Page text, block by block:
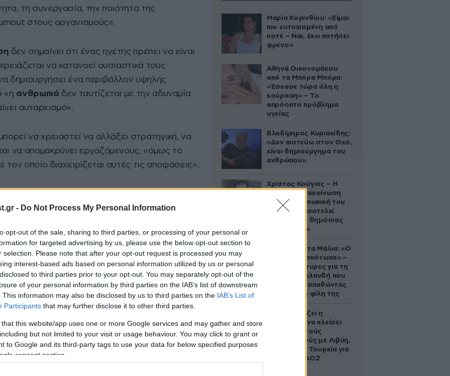
- Do Not Process My Personal Information
opt-out of the sale, sharing to third parties, or processing of your personal or
for targeted advertising by us, please use the below opt-out section to
selection. Please note that after your opt-out request is processed you may
interest-based ads based on personal information utilized by us or personal
to third parties prior to your opt-out. You may separately opt-out of the
of your personal information by third parties on the IAB’s list of downstream
This information may also be disclosed by us to third parties on the IAB’s List of
Participants that may further disclose it to other third parties.
that this website/app uses one or more Google services and may gather and store
but not limited to your visit or usage behaviour. You may click to grant or
to Google and its third-party tags to use your data for below specified purposes
consent section.
τη συνεργασία, την ποιότητα της
στους οργανισμούς».
δεν σημαίνει ότι ένας ηγέτης πρέπει να είναι
να κατανοεί ουσιαστικά τους
δημιουργήσει ένα περιβάλλον υψηλής
«η ανθρωπιά δεν ταυτίζεται με την αδυναμία
αυταρχισμό».
να χρειαστεί να αλλάξει στρατηγική, να
να απομακρύνει εργαζόμενους, «όμως το
τον οποίο διαχειρίζεται αυτές τις αποφάσεις».
Μαρία Κορινθίου: «Είμαι
πιο ευτυχισμένη από
ποτέ – Ναι, έχω πατήσει
φρένο»
Αθηνά Οικονομάκου
από τα Μπόρα Μπόρα:
«Έσκασε τώρα όλη η
κούραση» – Το
απρόοπτο πρόβλημα
υγείας
Βλαδίμηρος Κυριακίδης:
«Δεν πιστεύω στον Θεό,
είναι δημιούργημα του
ανθρώπου»
Χρίστος Κούγιας – Η
αυστηρή ανακοίνωση
για την προσωπική του
ζωή: «Δεν αποτελεί
αντικείμενο δημόσιας
συζήτησης»
Τραγωδία στα Μάλια: «Ο
πανικός τη σκότωσε» –
Τι λένε μάρτυρες για τη
42χρονη Ολλανδή που
πνίγηκε προσπαθώντας
να σώσει τη φίλη της
Πώς σχεδιάζει η
κυβέρνηση να κλείσει
τους ανοιχτούς
λογαριασμούς με Λιβύη,
Αλβανία και Τουρκία για
τη χάραξη ΑΟΖ